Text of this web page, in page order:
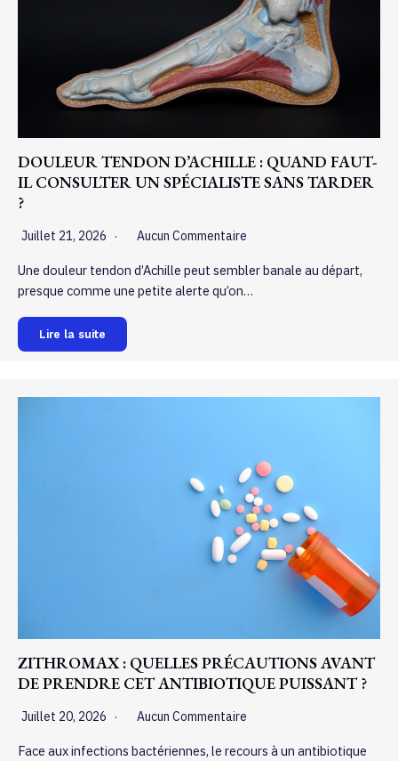
DOULEUR TENDON D’ACHILLE : QUAND FAUT-
IL CONSULTER UN SPÉCIALISTE SANS TARDER
?
Juillet 21, 2026 Aucun Commentaire
Une douleur tendon d’Achille peut sembler banale au départ,
presque comme une petite alerte qu’on…
Lire la suite
ZITHROMAX : QUELLES PRÉCAUTIONS AVANT
DE PRENDRE CET ANTIBIOTIQUE PUISSANT ?
Juillet 20, 2026 Aucun Commentaire
Face aux infections bactériennes, le recours à un antibiotique